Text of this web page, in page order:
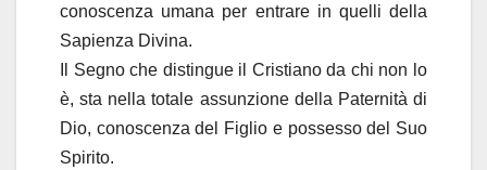
conoscenza umana per entrare in quelli della
Sapienza Divina.
Il Segno che distingue il Cristiano da chi non lo
è, sta nella totale assunzione della Paternità di
Dio, conoscenza del Figlio e possesso del Suo
Spirito.